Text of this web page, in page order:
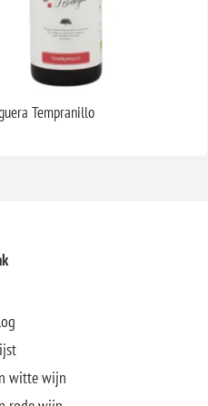
Tempranillo
witte wijn